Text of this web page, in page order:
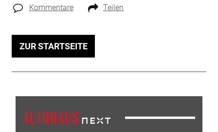
Kommentare Teilen
ZUR STARTSEITE